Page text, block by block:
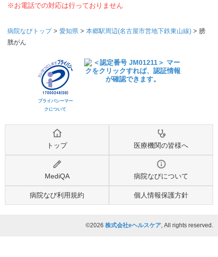
※お電話での対応は行っておりません
病院なびトップ> 愛知県 > 本郷駅周辺(名古屋市営地下鉄東山線) > 膀
胱がん
プライバシーマー
クについて
トップ 医療機関の皆様へ
MediQA 病院なびについて
病院なび利用規約 個人情報保護方針
©2026 株式会社eヘルスケア, All rights reserved.